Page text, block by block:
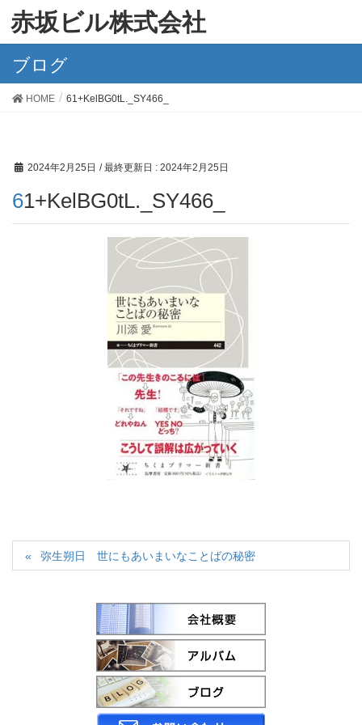
赤坂ビル株式会社
ブログ
HOME 61+KelBG0tL._SY466_
2024年2月25日 / 最終更新日 : 2024年2月25日
61+KelBG0tL._SY466_
弥生朔日 世にもあいまいなことばの秘密